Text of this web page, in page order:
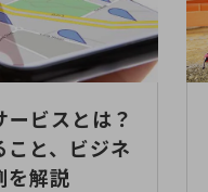
ービスとは？
と、ビジネ
を解説